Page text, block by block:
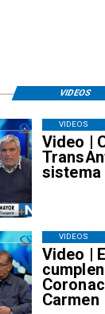
Video |
sistema
VIDEOS
Video |
Carmen
VIDEOS
VIDEOS